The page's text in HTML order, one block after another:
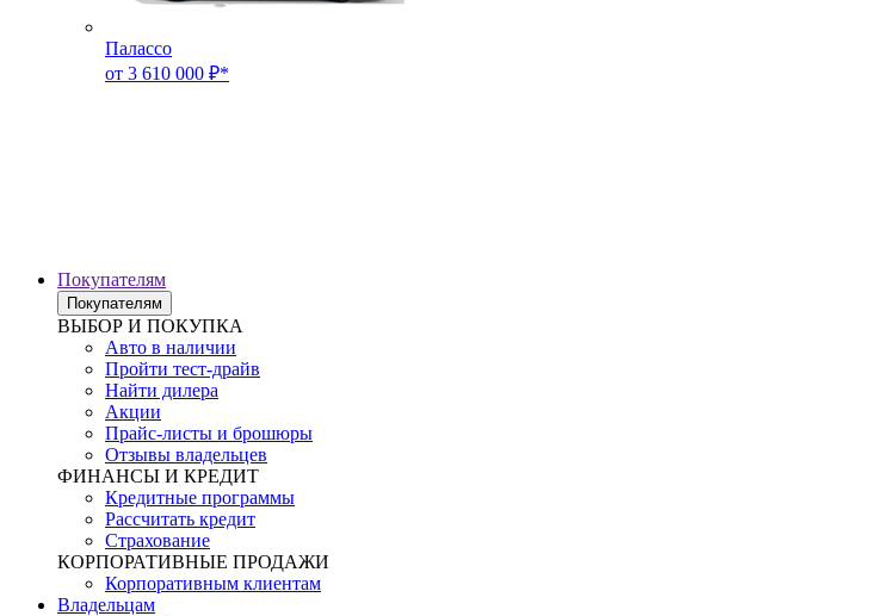
Палассо
от 3 610 000 ₽*
Покупателям
Покупателям
ВЫБОР И ПОКУПКА
Авто в наличии
Пройти тест-драйв
Найти дилера
Акции
Прайс-листы и брошюры
Отзывы владельцев
ФИНАНСЫ И КРЕДИТ
Кредитные программы
Рассчитать кредит
Страхование
КОРПОРАТИВНЫЕ ПРОДАЖИ
Корпоративным клиентам
Владельцам